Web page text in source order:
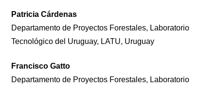
Patricia Cárdenas
Departamento de Proyectos Forestales, Laboratorio
Tecnológico del Uruguay, LATU, Uruguay
Francisco Gatto
Departamento de Proyectos Forestales, Laboratorio